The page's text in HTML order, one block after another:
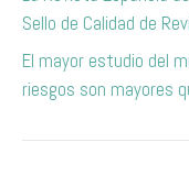
Sello de Calidad de
El mayor estudio del
riesgos son mayores